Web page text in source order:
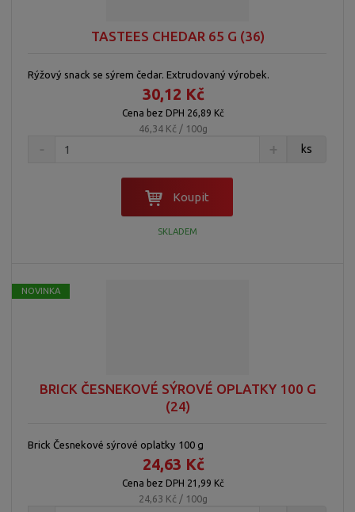
TASTEES CHEDAR 65 G (36)
Rýžový snack se sýrem čedar. Extrudovaný výrobek.
30,12 Kč
Cena bez DPH 26,89 Kč
46,34 Kč / 100g
ks
Koupit
SKLADEM
BRICK ČESNEKOVÉ SÝROVÉ OPLATKY 100 G
(24)
NOVINKA
Brick Česnekové sýrové oplatky 100 g
24,63 Kč
Cena bez DPH 21,99 Kč
24,63 Kč / 100g